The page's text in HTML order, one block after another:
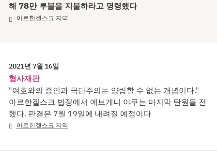
해 78만 루블을 지불하라고 명령했다
아르한겔스크 지역
2021년 7월 16일
형사재판
"여호와의 증인과 극단주의는 양립할 수 없는 개념이다."
아르한겔스크 법정에서 예브게니 야쿠는 마지막 탄원을 전
했다. 판결은 7월 19일에 내려질 예정이다
아르한겔스크 지역